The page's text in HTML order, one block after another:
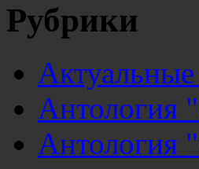
Рубрики
Антология
Антология